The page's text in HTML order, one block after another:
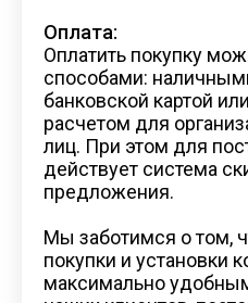
Оплата:
Оплатить покупку
способами:
банковской картой
расчетом для
лиц. При этом для
действует система
предложения.
Мы заботимся о том,
покупки и установки
максимально